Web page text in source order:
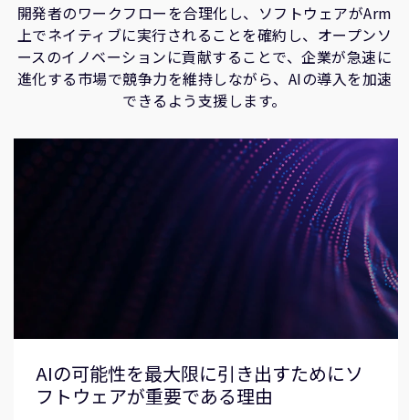
開発者のワークフローを合理化し、ソフトウェアがArm
上でネイティブに実行されることを確約し、オープンソ
ースのイノベーションに貢献することで、企業が急速に
進化する市場で競争力を維持しながら、AIの導入を加速
できるよう支援します。
AIの可能性を最大限に引き出すためにソ
フトウェアが重要である理由